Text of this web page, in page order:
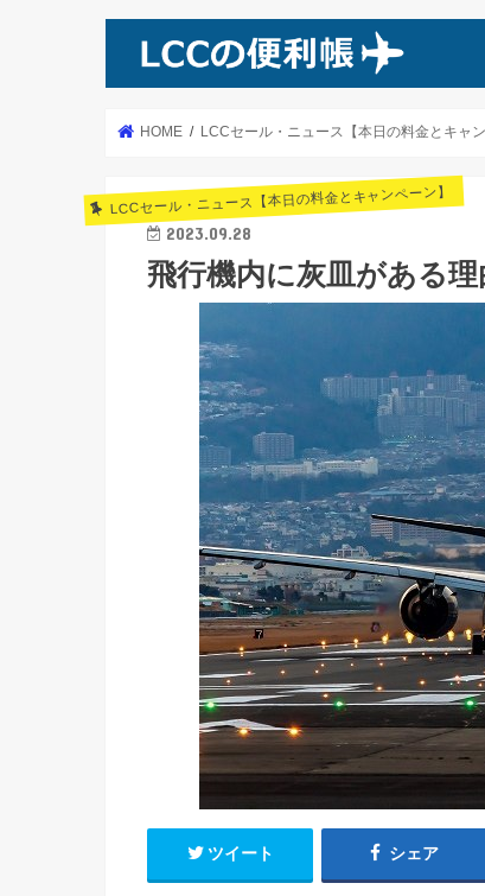
HOME LCCセール・ニュース【本日の料金とキャン
LCCセール・ニュース【本日の料金とキャンペーン】
2023.09.28
飛行機内に灰皿がある
ツイート シェア